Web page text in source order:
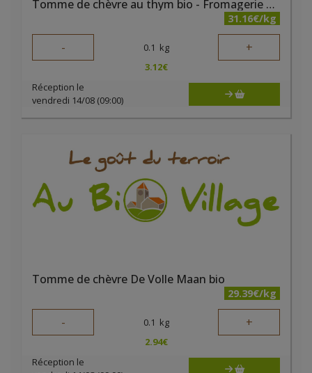
Tomme de chèvre au thym bio - Fromagerie du Bairsoû
31.16€/kg
- 0.1 kg +
3.12€
Réception le
vendredi 14/08 (09:00)
Tomme de chèvre De Volle Maan bio
29.39€/kg
- 0.1 kg +
2.94€
Réception le